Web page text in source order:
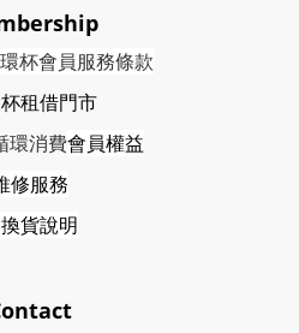
杯會員服務條款
租借門市
環消費會員權益
修服務
貨說明